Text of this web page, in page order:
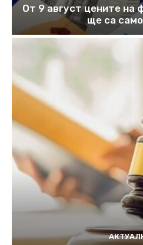
От 9 август цените на
ще са